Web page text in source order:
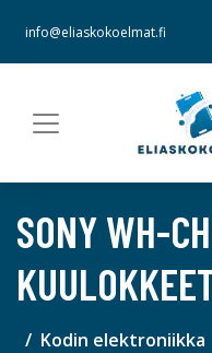
info@eliaskokoelmat.fi
SONY WH-
Kodin elektroniikka